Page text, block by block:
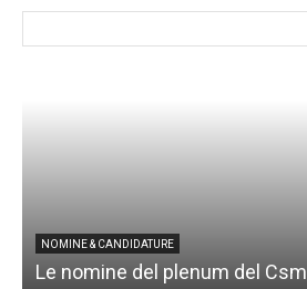
NOMINE & CANDIDATURE
Le nomine del plenum del Csm